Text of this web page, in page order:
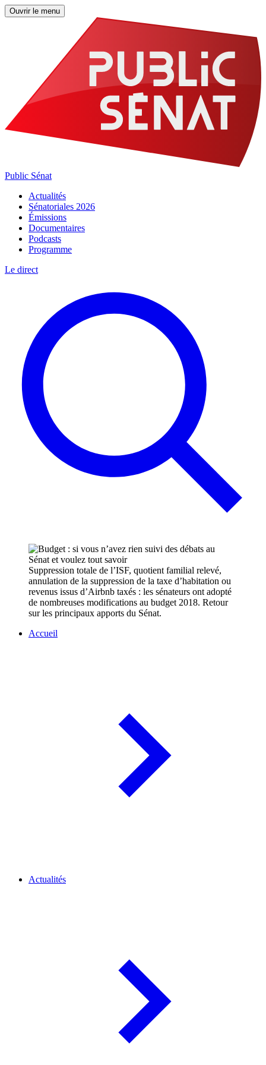
Ouvrir le menu
Public Sénat
Actualités
Sénatoriales 2026
Émissions
Documentaires
Podcasts
Programme
Le direct
Suppression totale de l’ISF, quotient familial relevé,
annulation de la suppression de la taxe d’habitation ou
revenus issus d’Airbnb taxés : les sénateurs ont adopté
de nombreuses modifications au budget 2018. Retour
sur les principaux apports du Sénat.
Accueil
Actualités